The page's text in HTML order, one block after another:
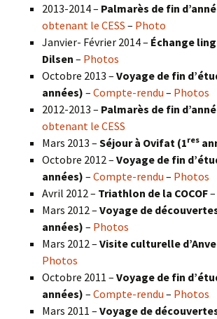
2013-2014 – Palmarès de fin
obtenant le CESS – Photo
Janvier- Février 2014 – Échange
Dilsen – Photos
Octobre 2013 – Voyage de fin
années) – Compte-rendu – Photos
2012-2013 – Palmarès de fin
obtenant le CESS
Mars 2013 – Séjour à Ovifat (1res
Octobre 2012 – Voyage de fin
années) – Compte-rendu – Photos
Avril 2012 – Triathlon de la COCOF–
Mars 2012 – Voyage de
années) – Photos
Mars 2012 – Visite culturelle
Photos
Octobre 2011 – Voyage de fin
années) – Compte-rendu – Photos
Mars 2011 – Voyage de